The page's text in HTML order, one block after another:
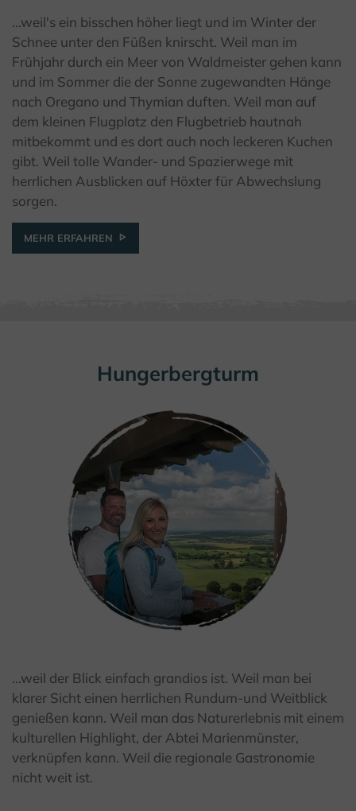
© Kulturland Kreis Höxter / K. Krajewski
...weil's ein bisschen höher liegt und im Winter der
Schnee unter den Füßen knirscht. Weil man im
Frühjahr durch ein Meer von Waldmeister gehen kann
und im Sommer die der Sonne zugewandten Hänge
nach Oregano und Thymian duften. Weil man auf
dem kleinen Flugplatz den Flugbetrieb hautnah
mitbekommt und es dort auch noch leckeren Kuchen
gibt. Weil tolle Wander- und Spazierwege mit
herrlichen Ausblicken auf Höxter für Abwechslung
sorgen.
MEHR ERFAHREN
Hungerbergturm
© Teutoburger Wald Tourismus / R. Lang
...weil der Blick einfach grandios ist. Weil man bei
klarer Sicht einen herrlichen Rundum-und Weitblick
genießen kann. Weil man das Naturerlebnis mit einem
kulturellen Highlight, der Abtei Marienmünster,
verknüpfen kann. Weil die regionale Gastronomie
nicht weit ist.